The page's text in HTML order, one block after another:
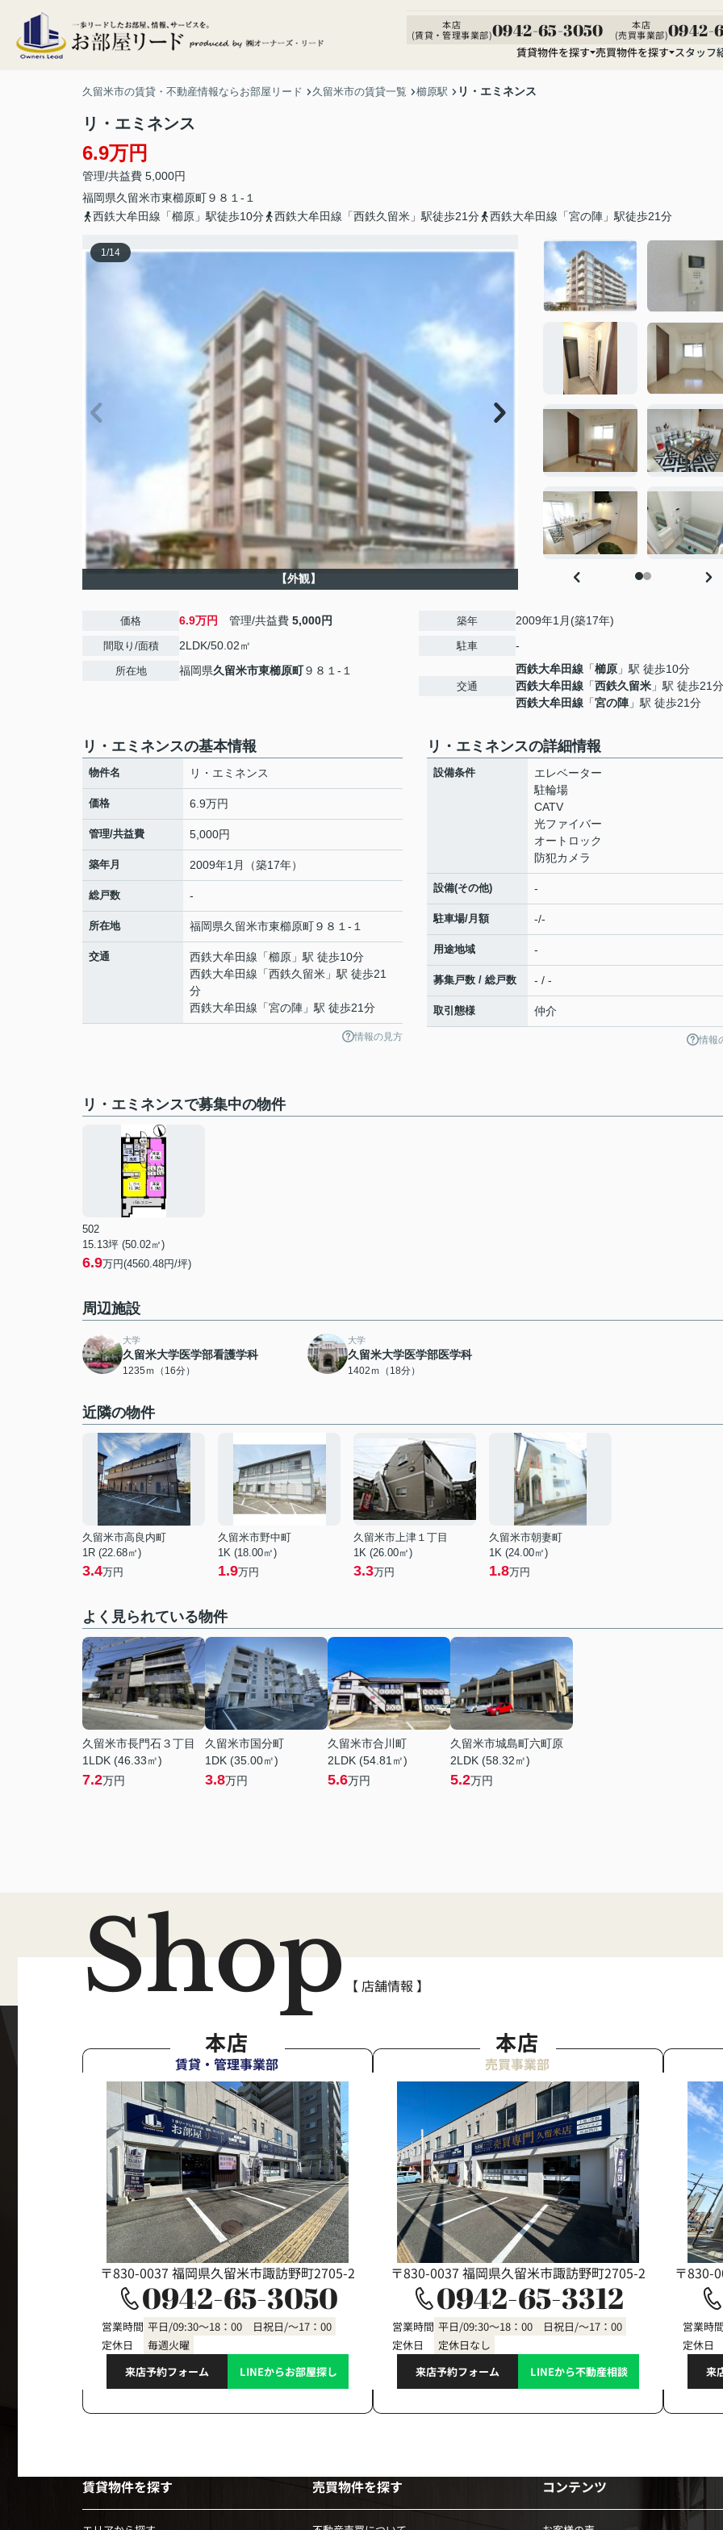
本店
(賃貸・管理事業部)0942-65-3050
本店
(売買事業部)0942-
賃貸物件を探す 売買物件を探す スタッフ
久留米市の賃貸・不動産情報ならお部屋リード 久留米市の賃貸一覧 櫛原駅 リ・エミネンス
リ・エミネンス
6.9万円
管理/共益費 5,000円
福岡県久留米市東櫛原町９８１-１
西鉄大牟田線「櫛原」駅徒歩10分
西鉄大牟田線「西鉄久留米」駅徒歩21分 西鉄大牟田線「宮の陣」駅徒歩21分
1/14
【外観】
価格 6.9万円 管理/共益費 5,000円
間取り/面積 2LDK/50.02㎡
所在地 福岡県久留米市東櫛原町９８１-１
築年 2009年1月(築17年)
駐車 -
交通
西鉄大牟田線 「櫛原 」駅 徒歩10分
西鉄大牟田線 「西鉄久留米 」駅 徒歩21分
西鉄大牟田線 「宮の陣」駅 徒歩21分
リ・エミネンスの基本情報
物件名 リ・エミネンス
価格 6.9万円
管理/共益費 5,000円
築年月 2009年1月（築17年）
総戸数 -
所在地 福岡県久留米市東櫛原町９８１-１
交通 西鉄大牟田線 「櫛原 」駅 徒歩10分
西鉄大牟田線 「西鉄久留米 」駅 徒歩21
分
西鉄大牟田線 「宮の陣 」駅 徒歩21分
情報の見方
リ・エミネンスの詳細情報
設備条件
エレベーター
駐輪場
CATV
光ファイバー
オートロック
防犯カメラ
設備(その他) -
駐車場/月額 -/-
用途地域 -
募集戸数 / 総戸数 - / -
取引態様 仲介
情報
リ・エミネンスで募集中の物件
502
15.13坪 (50.02㎡)
6.9万円(4560.48円/坪)
周辺施設
大学
久留米大学医学部看護学科
1235ｍ（16分）
大学
久留米大学医学部医学科
1402ｍ（18分）
近隣の物件
久留米市高良内町
1R (22.68㎡)
3.4万円
久留米市野中町
1K (18.00㎡)
1.9万円
久留米市上津１丁目
1K (26.00㎡)
3.3万円
久留米市朝妻町
1K (24.00㎡)
1.8万円
よく見られている物件
久留米市長門石３丁目
1LDK (46.33㎡)
7.2万円
久留米市国分町
1DK (35.00㎡)
3.8万円
久留米市合川町
2LDK (54.81㎡)
5.6万円
久留米市城島町六町原
2LDK (58.32㎡)
5.2万円
Shop 【 店舗情報 】
本店
賃貸・管理事業部
〒830-0037 福岡県久留米市諏訪野町2705-2
0942-65-3050
営業時間 平日/09:30～18：00 日祝日/～17：00
定休日
毎週火曜
来店予約フォーム
LINEからお部屋探し
本店
売買事業部
〒830-0037 福岡県久留米市諏訪野町2705-2
0942-65-3312
営業時間 平日/09:30～18：00 日祝日/～17：00
定休日
定休日なし
来店予約フォーム
LINEから不動産相談
〒830-
営業時
定休日
来
賃貸物件を探す 売買物件を探す コンテンツ